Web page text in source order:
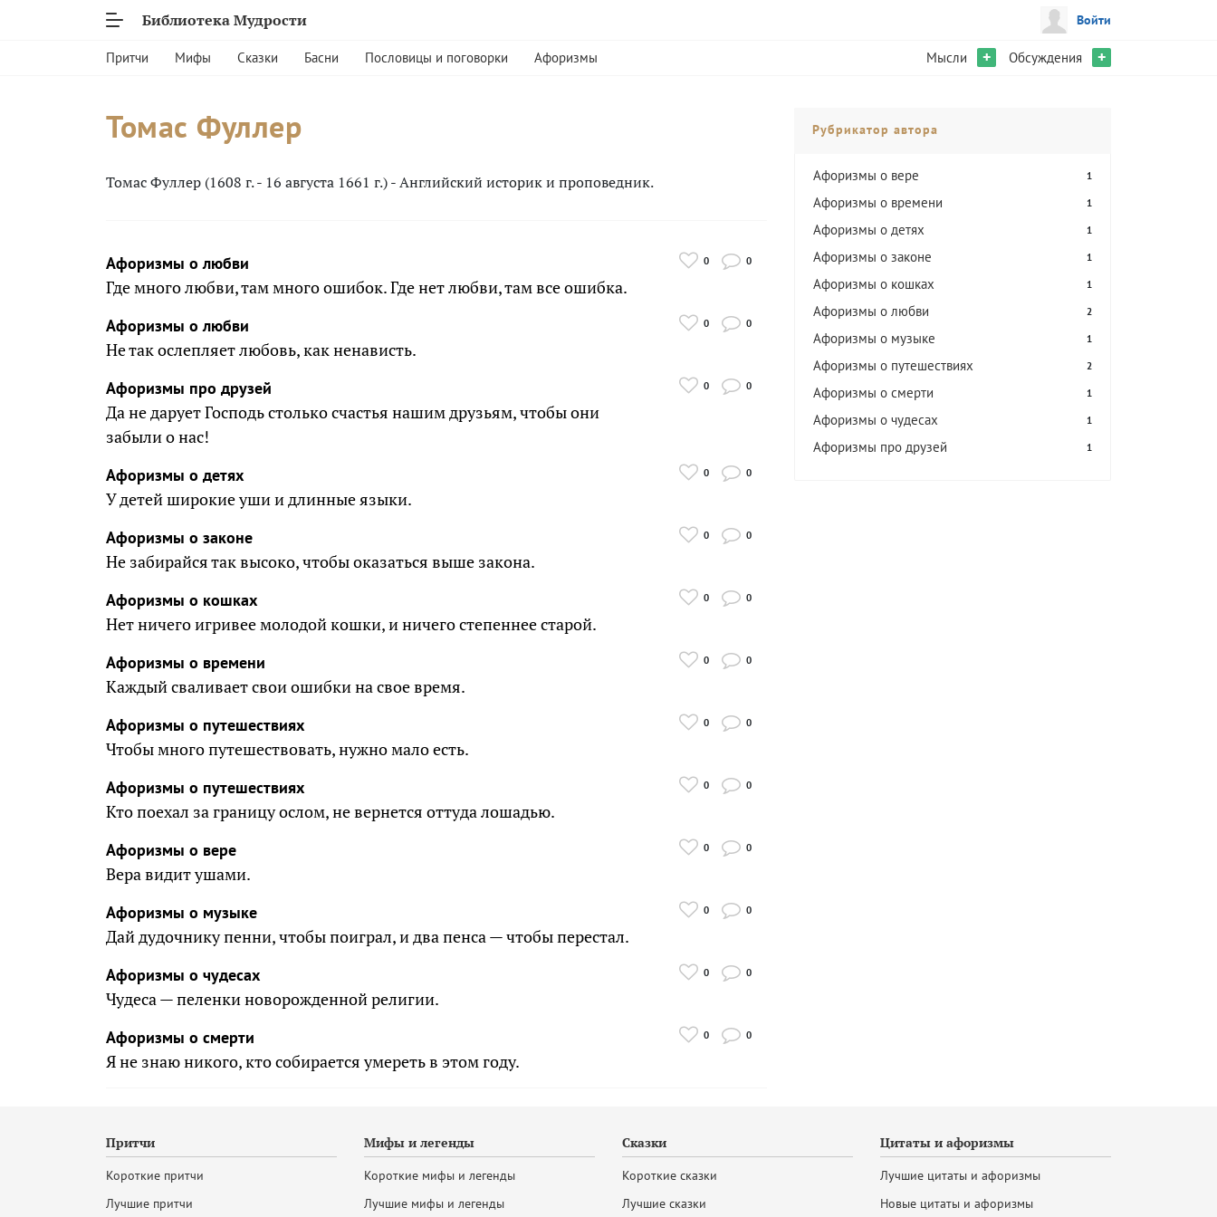
Библиотека Мудрости Войти
Притчи Мифы Сказки Басни Пословицы и поговорки Афоризмы Мысли + Обсуждения +
Томас Фуллер
Томас Фуллер (1608 г. - 16 августа 1661 г.) - Английский историк и проповедник.
Афоризмы о любви
Где много любви, там много ошибок. Где нет любви, там все ошибка.
0 0
Афоризмы о любви
Не так ослепляет любовь, как ненависть.
0 0
Афоризмы про друзей
Да не дарует Господь столько счастья нашим друзьям, чтобы они
забыли о нас!
0 0
Афоризмы о детях
У детей широкие уши и длинные языки.
0 0
Афоризмы о законе
Не забирайся так высоко, чтобы оказаться выше закона.
0 0
Афоризмы о кошках
Нет ничего игривее молодой кошки, и ничего степеннее старой.
0 0
Афоризмы о времени
Каждый сваливает свои ошибки на свое время.
0 0
Афоризмы о путешествиях
Чтобы много путешествовать, нужно мало есть.
0 0
Афоризмы о путешествиях
Кто поехал за границу ослом, не вернется оттуда лошадью.
0 0
Афоризмы о вере
Вера видит ушами.
0 0
Афоризмы о музыке
Дай дудочнику пенни, чтобы поиграл, и два пенса — чтобы перестал.
0 0
Афоризмы о чудесах
Чудеса — пеленки новорожденной религии.
0 0
Афоризмы о смерти
Я не знаю никого, кто собирается умереть в этом году.
0 0
Рубрикатор автора
Афоризмы о вере 1
Афоризмы о времени 1
Афоризмы о детях 1
Афоризмы о законе 1
Афоризмы о кошках 1
Афоризмы о любви 2
Афоризмы о музыке 1
Афоризмы о путешествиях 2
Афоризмы о смерти 1
Афоризмы о чудесах 1
Афоризмы про друзей 1
Притчи
Короткие притчи
Лучшие притчи
Мифы и легенды
Короткие мифы и легенды
Лучшие мифы и легенды
Сказки
Короткие сказки
Лучшие сказки
Цитаты и афоризмы
Лучшие цитаты и афоризмы
Новые цитаты и афоризмы